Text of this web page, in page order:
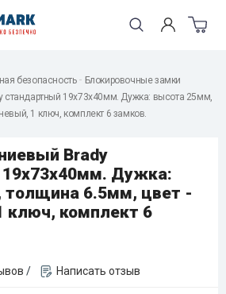
безопасность
Блокировочные замки
19х73х40мм. Дужка: высота 25мм,
1 ключ, комплект 6 замков.
Brady
Дужка:
6.5мм, цвет -
ключ, комплект 6
/ Написать отзыв